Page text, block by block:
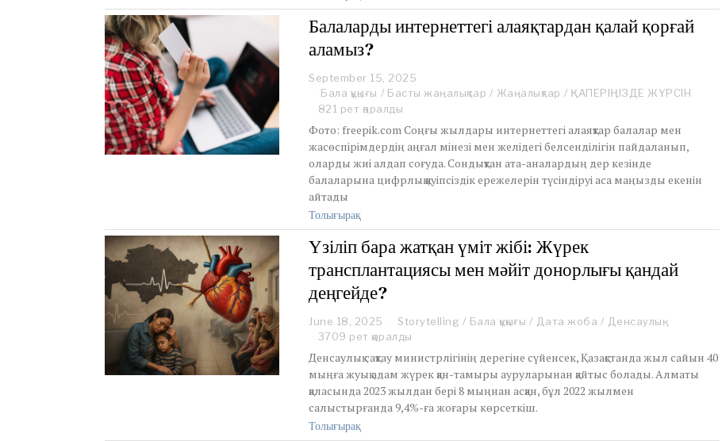
6
Балаларды интернеттегі алаяқтардан қалай қорғай
аламыз?
September 15, 2025
e
e
m
b
e
2
2
Бала құқығы / Басты жаңалықтар / Жаңалықтар / ҚАПЕРІҢІЗДЕ ЖҮРСІН
821 рет қаралды
Фото: freepik.com Соңғы жылдары интернеттегі алаяқтар балалар мен
жасөспірімдердің аңғал мінезі мен желідегі белсенділігін пайдаланып,
оларды жиі алдап соғуда. Сондықтан ата-аналардың дер кезінде
балаларына цифрлық қауіпсіздік ережелерін түсіндіруі аса маңызды екенін
айтады
Толығырақ
Үзіліп бара жатқан үміт жібі: Жүрек
трансплантациясы мен мәйіт донорлығы қандай
деңгейде?
June 18, 2025
u
e
1
8
,
Storytelling / Бала құқығы / Дата жоба / Денсаулық
3709 рет қаралды
Денсаулық сақтау министрлігінің дерегіне сүйенсек, Қазақстанда жыл сайын 40
мыңға жуық адам жүрек қан-тамыры ауруларынан қайтыс болады. Алматы
қаласында 2023 жылдан бері 8 мыңнан асқан, бұл 2022 жылмен
салыстырғанда 9,4%-ға жоғары көрсеткіш.
Толығырақ